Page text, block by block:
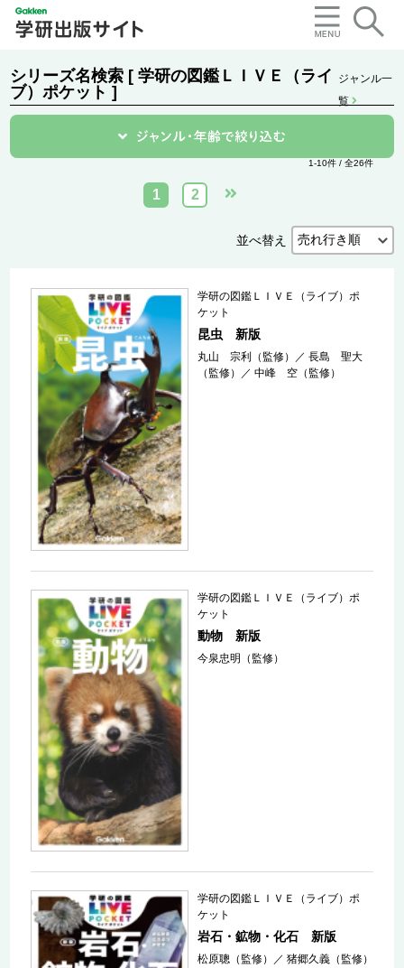
シリーズ名検索 [ 学研の図鑑ＬＩＶＥ（ライ
ブ）ポケット ]
ジャンル一
覧
1-10件 / 全26件
1 2
並べ替え
学研の図鑑ＬＩＶＥ（ライブ）ポ
ケット
昆虫 新版
丸山 宗利（監修） ／長島 聖大
（監修）
／中峰 空（監修）
学研の図鑑ＬＩＶＥ（ライブ）ポ
ケット
動物 新版
今泉忠明（監修）
学研の図鑑ＬＩＶＥ（ライブ）ポ
ケット
岩石・鉱物・化石 新版
松原聰（監修） ／猪郷久義（監修）